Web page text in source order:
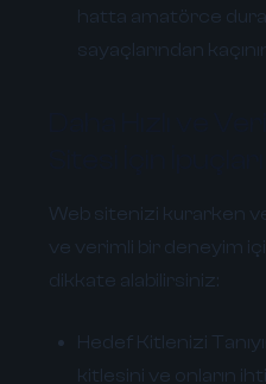
hatta amatörce
sayaçlarından
Web sitenizi kurarken
ve verimli bir deneyim
dikkate alabilirsiniz:
Hedef Kitlenizi
kitlesini ve onların